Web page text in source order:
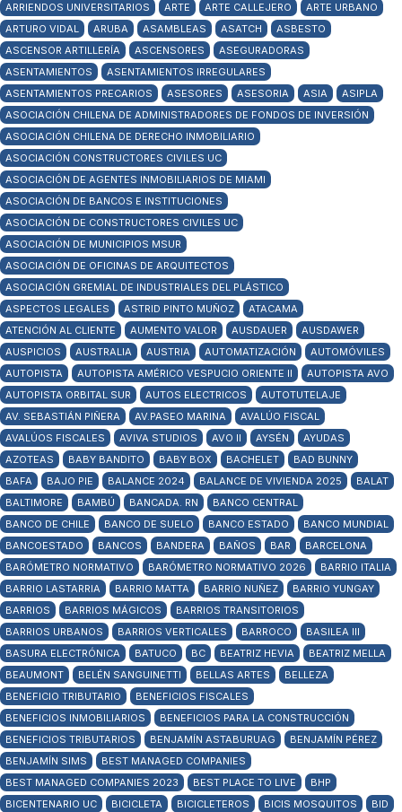
ARRIENDOS UNIVERSITARIOS
ARTE ARTE CALLEJERO
ARTE URBANO
ARTURO VIDAL
ARUBA ASAMBLEAS ASATCH
ASBESTO
ASCENSOR ARTILLERÍA
ASCENSORES
ASEGURADORAS
ASENTAMIENTOS
ASENTAMIENTOS IRREGULARES
ASENTAMIENTOS PRECARIOS
ASESORES ASESORIA ASIA
ASIPLA
ASOCIACIÓN CHILENA DE ADMINISTRADORES DE FONDOS DE INVERSIÓN
ASOCIACIÓN CHILENA DE DERECHO INMOBILIARIO
ASOCIACIÓN CONSTRUCTORES CIVILES UC
ASOCIACIÓN DE AGENTES INMOBILIARIOS DE MIAMI
ASOCIACIÓN DE BANCOS E INSTITUCIONES
ASOCIACIÓN DE CONSTRUCTORES CIVILES UC
ASOCIACIÓN DE MUNICIPIOS MSUR
ASOCIACIÓN DE OFICINAS DE ARQUITECTOS
ASOCIACIÓN GREMIAL DE INDUSTRIALES DEL PLÁSTICO
ASPECTOS LEGALES
ASTRID PINTO MUÑOZ
ATACAMA
ATENCIÓN AL CLIENTE
AUMENTO VALOR AUSDAUER
AUSDAWER
AUSPICIOS
AUSTRALIA AUSTRIA AUTOMATIZACIÓN
AUTOMÓVILES
AUTOPISTA
AUTOPISTA AMÉRICO VESPUCIO ORIENTE II
AUTOPISTA AVO
AUTOPISTA ORBITAL SUR
AUTOS ELECTRICOS
AUTOTUTELAJE
AV. SEBASTIÁN PIÑERA
AV.PASEO MARINA
AVALÚO FISCAL
AVALÚOS FISCALES
AVIVA STUDIOS AVO II AYSÉN
AYUDAS
AZOTEAS
BABY BANDITO BABY BOX BACHELET
BAD BUNNY
BAFA
BAJO PIE BALANCE 2024 BALANCE DE VIVIENDA 2025
BALAT
BALTIMORE
BAMBÚ BANCADA. RN
BANCO CENTRAL
BANCO DE CHILE
BANCO DE SUELO BANCO ESTADO
BANCO MUNDIAL
BANCOESTADO
BANCOS BANDERA BAÑOS BAR
BARCELONA
BARÓMETRO NORMATIVO
BARÓMETRO NORMATIVO 2026
BARRIO ITALIA
BARRIO LASTARRIA
BARRIO MATTA BARRIO NUÑEZ
BARRIO YUNGAY
BARRIOS
BARRIOS MÁGICOS
BARRIOS TRANSITORIOS
BARRIOS URBANOS
BARRIOS VERTICALES BARROCO
BASILEA III
BASURA ELECTRÓNICA
BATUCO BC BEATRIZ HEVIA
BEATRIZ MELLA
BEAUMONT
BELÉN SANGUINETTI BELLAS ARTES
BELLEZA
BENEFICIO TRIBUTARIO
BENEFICIOS FISCALES
BENEFICIOS INMOBILIARIOS
BENEFICIOS PARA LA CONSTRUCCIÓN
BENEFICIOS TRIBUTARIOS
BENJAMÍN ASTABURUAG
BENJAMÍN PÉREZ
BENJAMÍN SIMS
BEST MANAGED COMPANIES
BEST MANAGED COMPANIES 2023
BEST PLACE TO LIVE
BHP
BICENTENARIO UC
BICICLETA BICICLETEROS BICIS MOSQUITOS
BID